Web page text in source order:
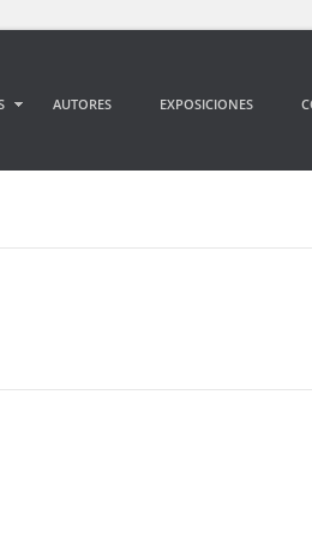
AUTORES EXPOSICIONES